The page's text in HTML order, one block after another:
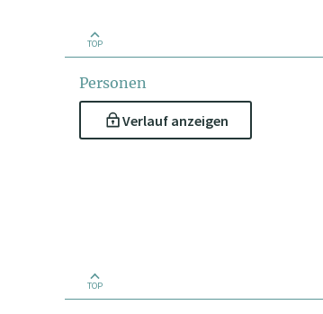
TOP
Personen
Verlauf anzeigen
TOP